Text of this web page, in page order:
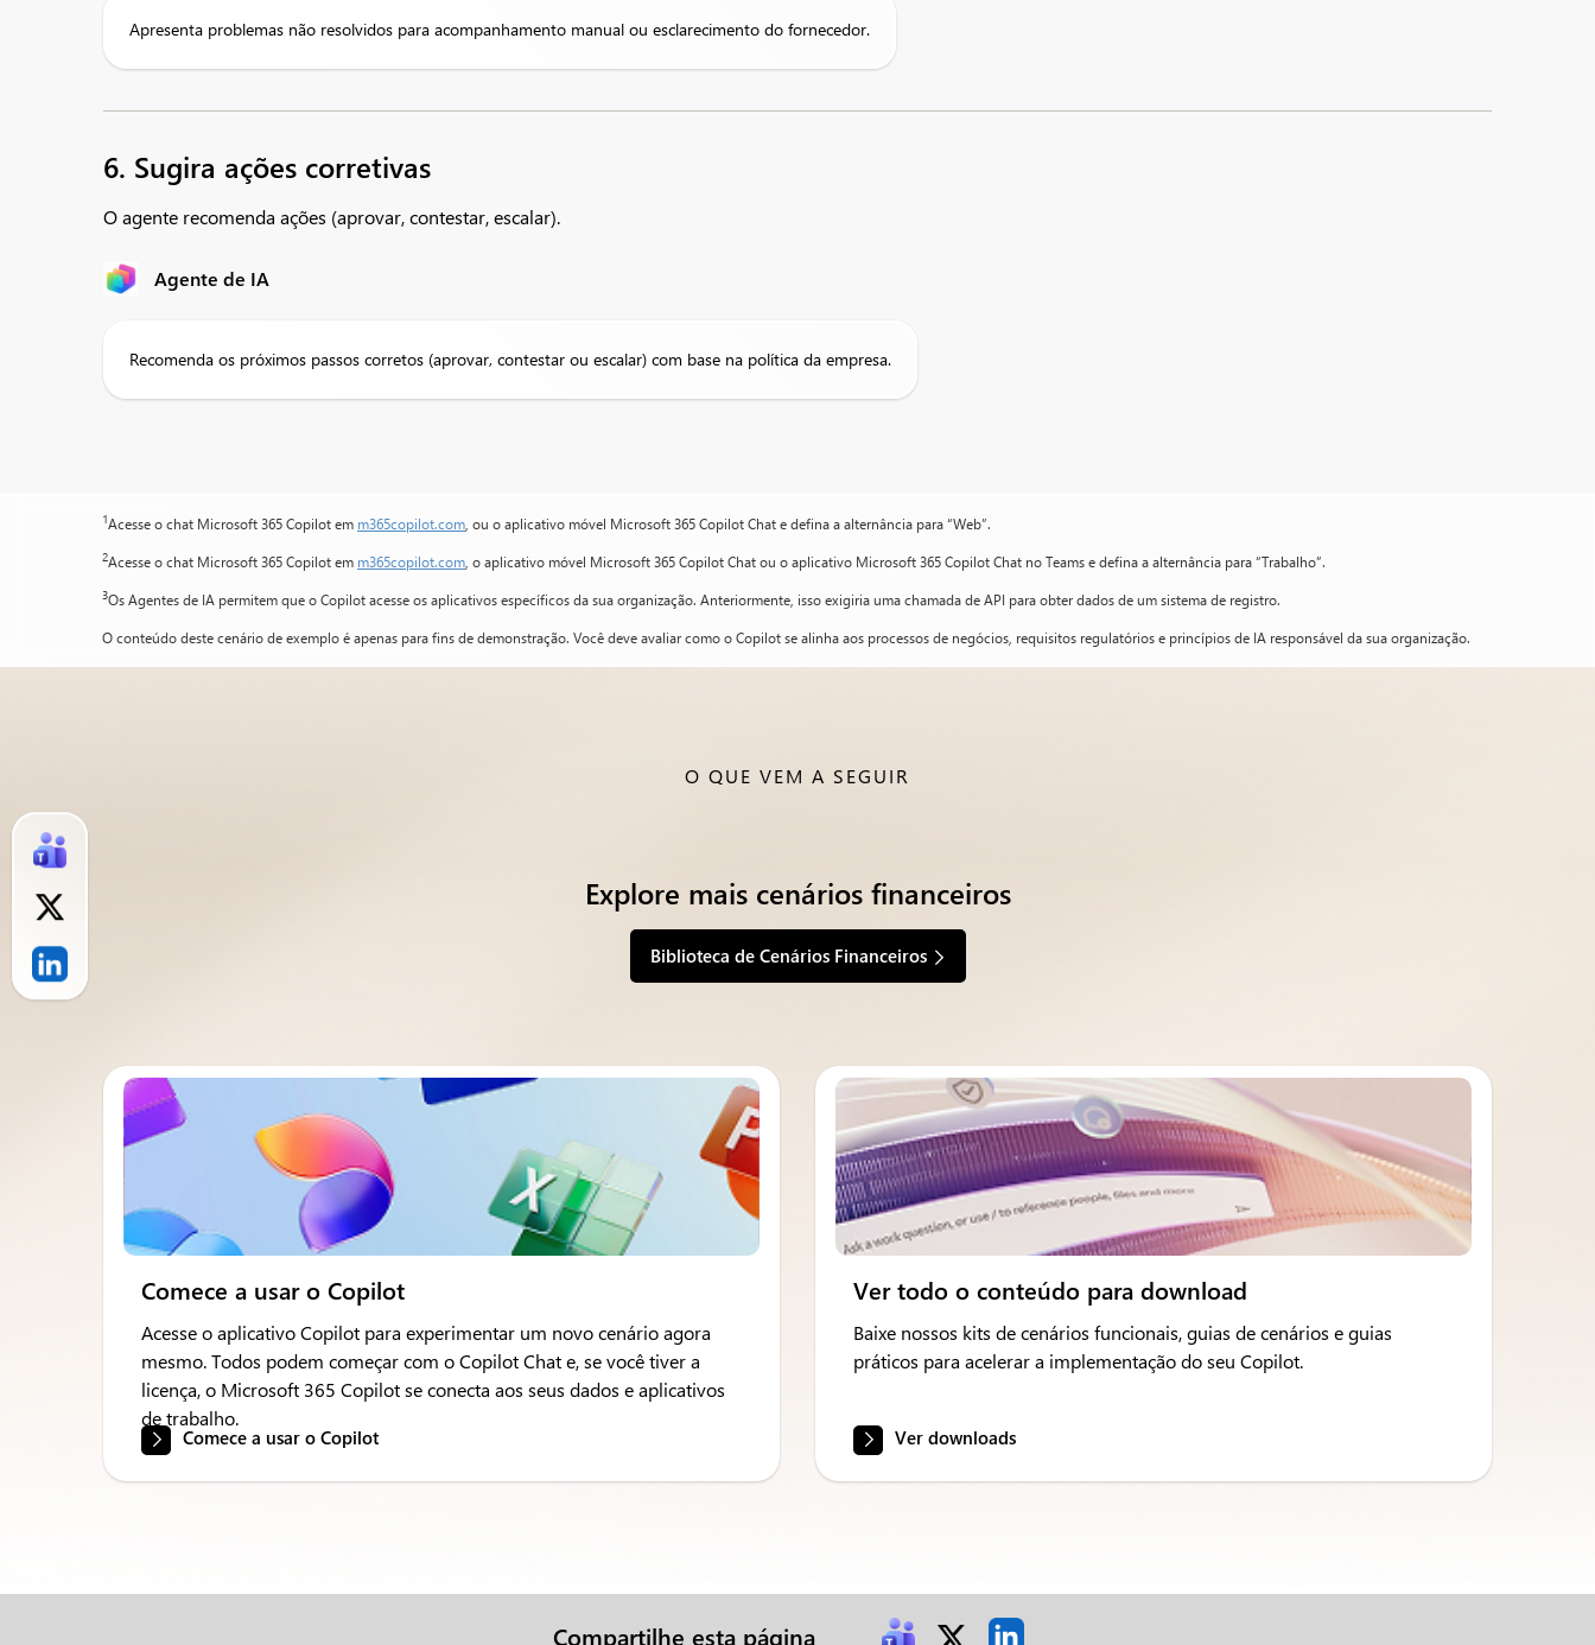
Apresenta problemas não resolvidos para acompanhamento manual ou esclarecimento do fornecedor.
6. Sugira ações corretivas
O agente recomenda ações (aprovar, contestar, escalar).
Agente de IA
Recomenda os próximos passos corretos (aprovar, contestar ou escalar) com base na política da empresa.
1Acesse o chat Microsoft 365 Copilot em m365copilot.com , ou o aplicativo móvel Microsoft 365 Copilot Chat e defina a alternância para “Web”.
2Acesse o chat Microsoft 365 Copilot em m365copilot.com , o aplicativo móvel Microsoft 365 Copilot Chat ou o aplicativo Microsoft 365 Copilot Chat no Teams e defina a alternância para “Trabalho”.
3Os Agentes de IA permitem que o Copilot acesse os aplicativos específicos da sua organização. Anteriormente, isso exigiria uma chamada de API para obter dados de um sistema de registro.
O conteúdo deste cenário de exemplo é apenas para fins de demonstração. Você deve avaliar como o Copilot se alinha aos processos de negócios, requisitos regulatórios e princípios de IA responsável da sua organização.
O QUE VEM A SEGUIR
Explore mais cenários financeiros
Biblioteca de Cenários Financeiros
Comece a usar o Copilot
Acesse o aplicativo Copilot para experimentar um novo cenário agora
mesmo. Todos podem começar com o Copilot Chat e, se você tiver a
licença, o Microsoft 365 Copilot se conecta aos seus dados e aplicativos
de trabalho.
Comece a usar o Copilot
Ver todo o conteúdo para download
Baixe nossos kits de cenários funcionais, guias de cenários e guias
práticos para acelerar a implementação do seu Copilot.
Ver downloads
Compartilhe esta página